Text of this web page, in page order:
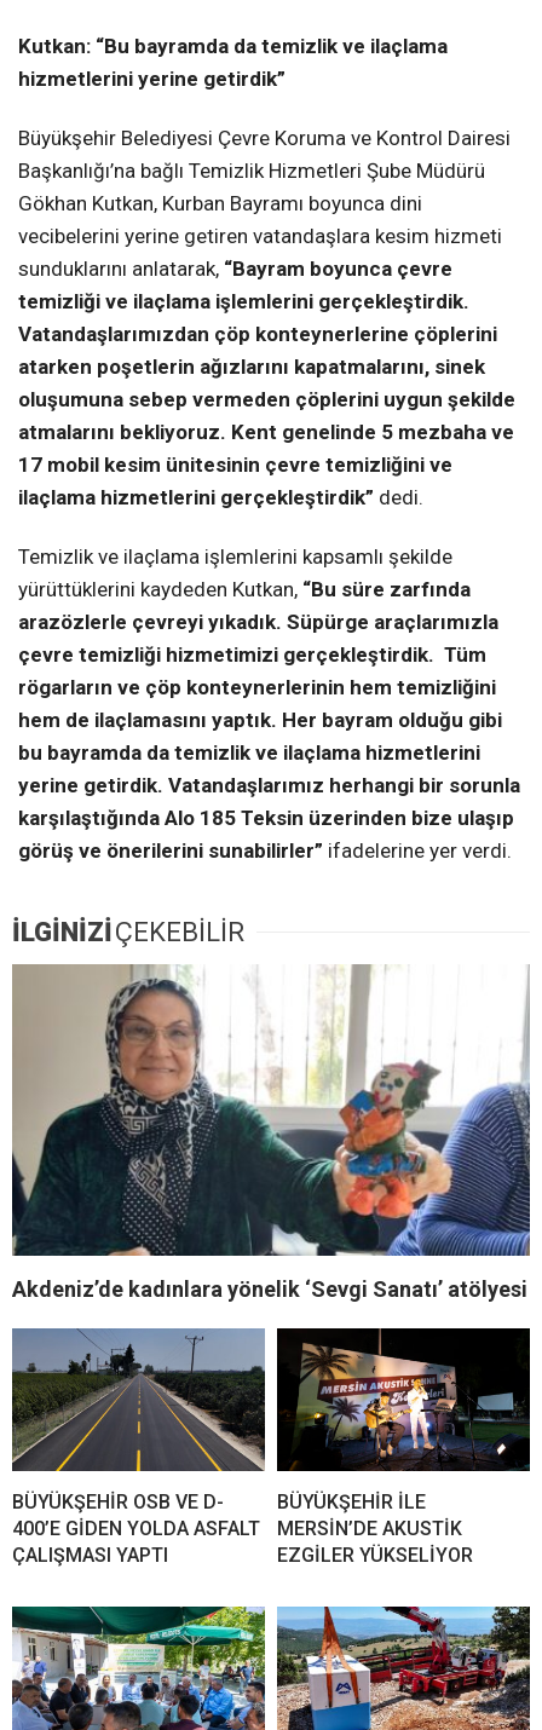
Kutkan: “Bu bayramda da temizlik ve ilaçlama
hizmetlerini yerine getirdik”
Büyükşehir Belediyesi Çevre Koruma ve Kontrol Dairesi
Başkanlığı’na bağlı Temizlik Hizmetleri Şube Müdürü
Gökhan Kutkan, Kurban Bayramı boyunca dini
vecibelerini yerine getiren vatandaşlara kesim hizmeti
sunduklarını anlatarak, “Bayram boyunca çevre
temizliği ve ilaçlama işlemlerini gerçekleştirdik.
Vatandaşlarımızdan çöp konteynerlerine çöplerini
atarken poşetlerin ağızlarını kapatmalarını, sinek
oluşumuna sebep vermeden çöplerini uygun şekilde
atmalarını bekliyoruz. Kent genelinde 5 mezbaha ve
17 mobil kesim ünitesinin çevre temizliğini ve
ilaçlama hizmetlerini gerçekleştirdik” dedi.
Temizlik ve ilaçlama işlemlerini kapsamlı şekilde
yürüttüklerini kaydeden Kutkan, “Bu süre zarfında
arazözlerle çevreyi yıkadık. Süpürge araçlarımızla
çevre temizliği hizmetimizi gerçekleştirdik. Tüm
rögarların ve çöp konteynerlerinin hem temizliğini
hem de ilaçlamasını yaptık. Her bayram olduğu gibi
bu bayramda da temizlik ve ilaçlama hizmetlerini
yerine getirdik. Vatandaşlarımız herhangi bir sorunla
karşılaştığında Alo 185 Teksin üzerinden bize ulaşıp
görüş ve önerilerini sunabilirler” ifadelerine yer verdi.
İLGİNİZİÇEKEBİLİR
Akdeniz’de kadınlara yönelik ‘Sevgi Sanatı’ atölyesi
BÜYÜKŞEHİR OSB VE D-
400’E GİDEN YOLDA ASFALT
ÇALIŞMASI YAPTI
BÜYÜKŞEHİR İLE
MERSİN’DE AKUSTİK
EZGİLER YÜKSELİYOR